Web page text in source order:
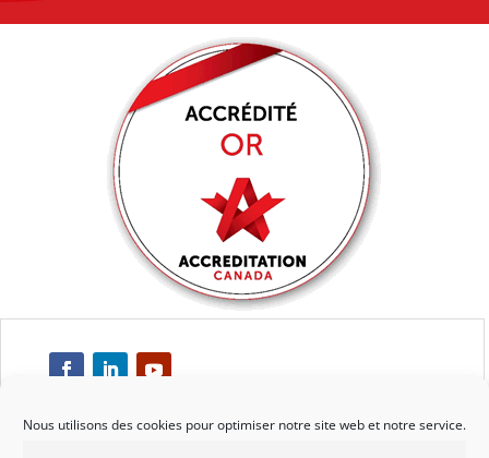
Nous utilisons des cookies pour optimiser notre site web et notre service.